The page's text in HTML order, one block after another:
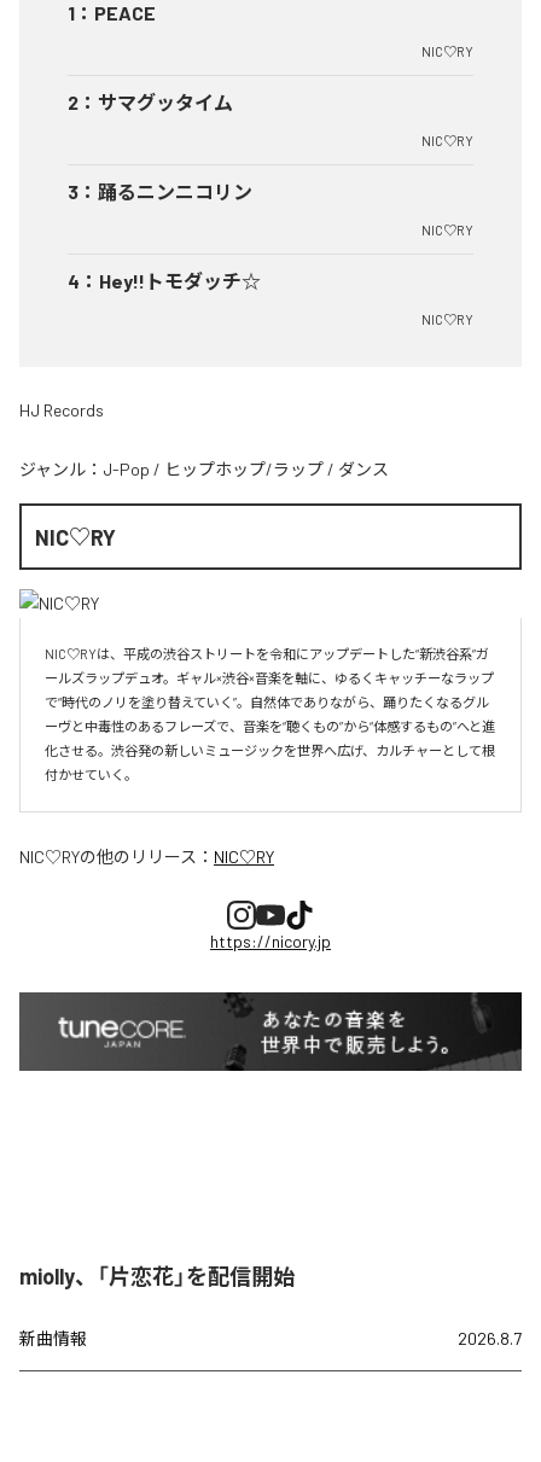
1 ： PEACE
NIC♡RY
2 ： サマグッタイム
NIC♡RY
3 ： 踊るニンニコリン
NIC♡RY
4 ： Hey!!トモダッチ☆
NIC♡RY
HJ Records
ジャンル： J-Pop / ヒップホップ/ラップ / ダンス
NIC♡RY
NIC♡RYは、平成の渋谷ストリートを令和にアップデートした“新渋谷系”ガ
ールズラップデュオ。ギャル×渋谷×音楽を軸に、ゆるくキャッチーなラップ
で“時代のノリを塗り替えていく”。自然体でありながら、踊りたくなるグル
ーヴと中毒性のあるフレーズで、音楽を“聴くもの”から“体感するもの”へと進
化させる。渋谷発の新しいミュージックを世界へ広げ、カルチャーとして根
付かせていく。
NIC♡RYの他のリリース： NIC♡RY
https://nicory.jp
miolly、「片恋花」を配信開始
新曲情報 2026.8.7